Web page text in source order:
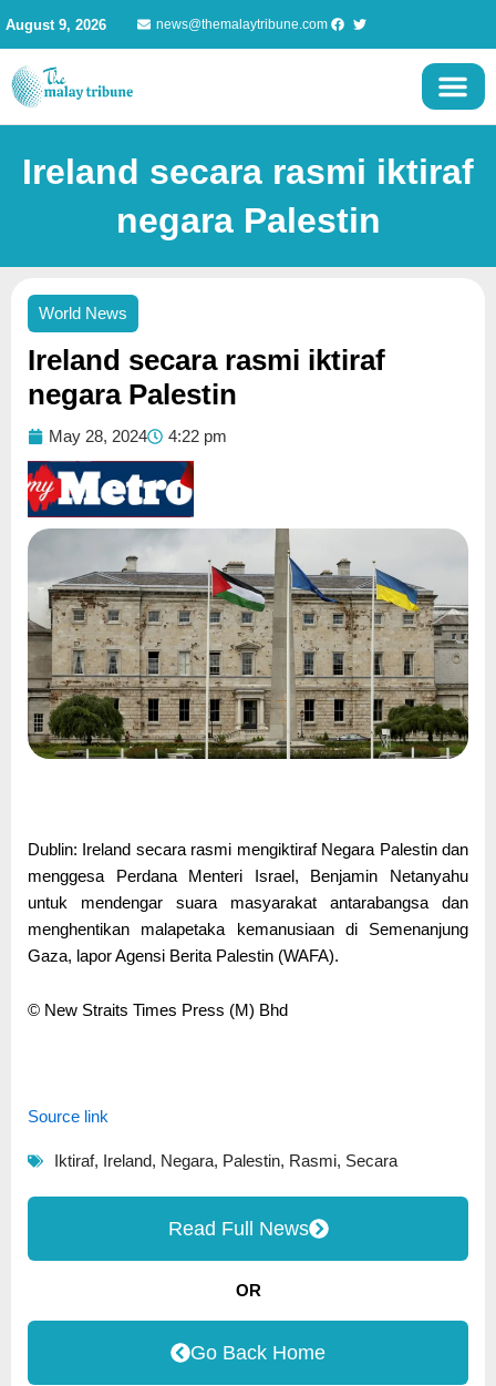
content
August 9, 2026 news@themalaytribune.com
Ireland secara rasmi iktiraf
negara Palestin
World News
Ireland secara rasmi iktiraf
negara Palestin
May 28, 2024 4:22 pm
Dublin: Ireland secara rasmi mengiktiraf Negara Palestin dan
menggesa Perdana Menteri Israel, Benjamin Netanyahu
untuk mendengar suara masyarakat antarabangsa dan
menghentikan malapetaka kemanusiaan di Semenanjung
Gaza, lapor Agensi Berita Palestin (WAFA).
© New Straits Times Press (M) Bhd
Source link
Iktiraf, Ireland, Negara, Palestin, Rasmi, Secara
Read Full News
OR
Go Back Home